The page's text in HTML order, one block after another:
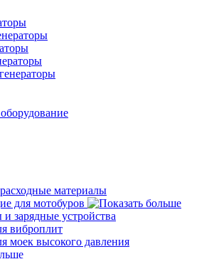
материалы
для мотобуров
зарядные устройства
виброплит
моек высокого давления